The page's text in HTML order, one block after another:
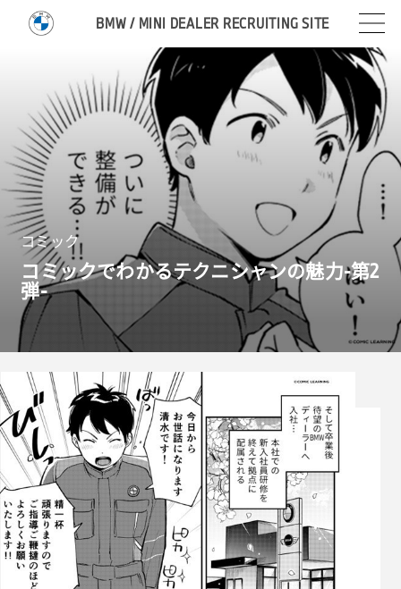
BMW / MINI DEALER RECRUITING SITE
コミック
コミックでわかるテクニシャンの魅力-第2
弾-